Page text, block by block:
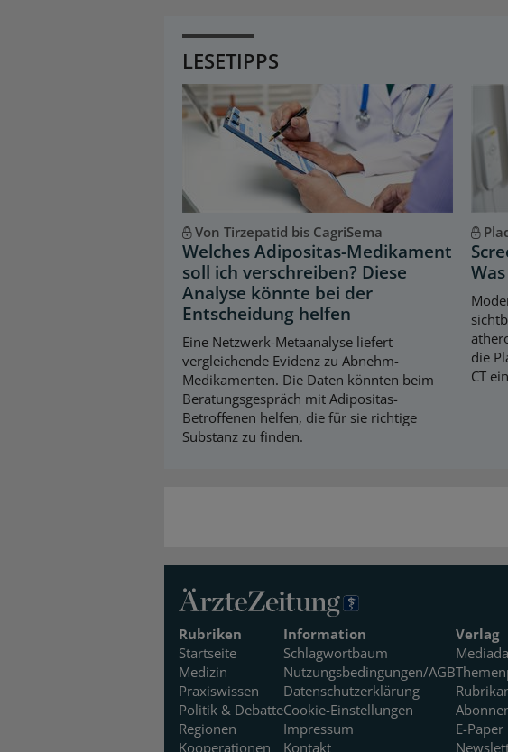
LESETIPPS
Von Tirzepatid bis CagriSema
Welches Adipositas-Medikament
soll ich verschreiben? Diese
Analyse könnte bei der
Entscheidung helfen
Eine Netzwerk-Metaanalyse liefert
vergleichende Evidenz zu Abnehm-
Medikamenten. Die Daten könnten beim
Beratungsgespräch mit Adipositas-
Betroffenen helfen, die für sie richtige
Substanz zu finden.
die
CT
Rubriken
Startseite
Medizin
Praxiswissen
Politik & Debatte
Regionen
Kooperationen
Information
Schlagwortbaum
Nutzungsbedingungen/AGB
Datenschutzerklärung
Cookie-Einstellungen
Impressum
Kontakt
Verlag
E-Paper